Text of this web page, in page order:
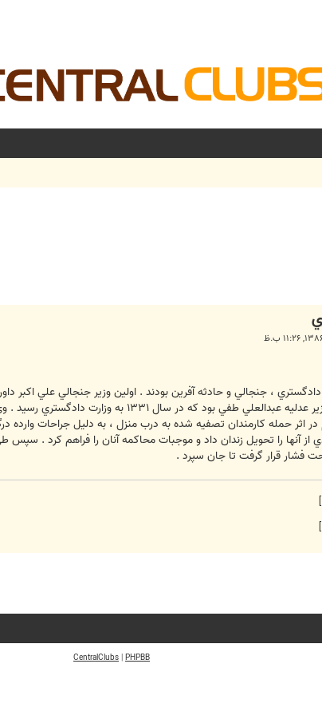
، جنجالي و حادثه آفرين بودند . اولين وزير جنجالي علي اكبر
سرانجام خود كشي كرد . دومين وزير عدليه
از آنها را تحويل زندان داد و موجبات محاكمه آنان را فراهم كرد .
فشار قرار گرفت تا جان سپرد .
PHPBB
|
CentralClubs